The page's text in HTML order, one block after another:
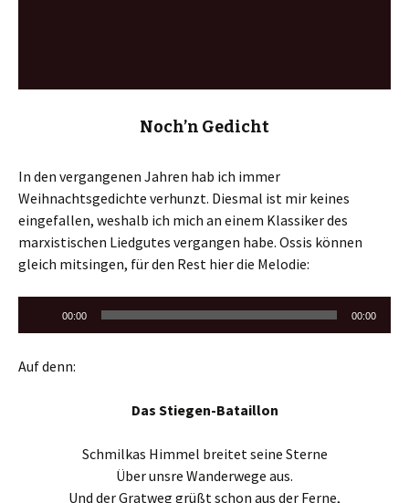
Noch’n Gedicht
In den vergangenen Jahren hab ich immer
Weihnachtsgedichte verhunzt. Diesmal ist mir keines
eingefallen, weshalb ich mich an einem Klassiker des
marxistischen Liedgutes vergangen habe. Ossis können
gleich mitsingen, für den Rest hier die Melodie:
Player
00:00 00:00
Auf denn:
Das Stiegen-Bataillon
Schmilkas Himmel breitet seine Sterne
Über unsre Wanderwege aus.
Und der Gratweg grüßt schon aus der Ferne,